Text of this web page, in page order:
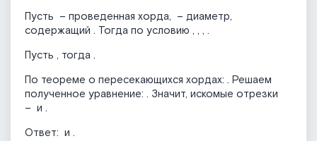
Пусть – проведенная хорда, – диаметр,
содержащий . Тогда по условию , , , .
Пусть , тогда .
По теореме о пересекающихся хордах: . Решаем
полученное уравнение: . Значит, искомые отрезки
– и .
Ответ: и .